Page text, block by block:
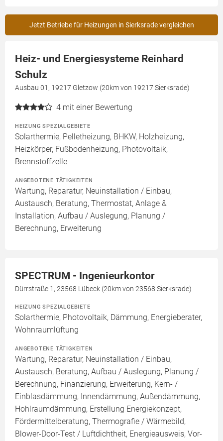
Jetzt Betriebe für Heizungen in Sierksrade vergleichen
Heiz- und Energiesysteme Reinhard
Schulz
Ausbau 01, 19217 Gletzow (20km von 19217 Sierksrade)
4 mit einer Bewertung
HEIZUNG SPEZIALGEBIETE
Solarthermie, Pelletheizung, BHKW, Holzheizung,
Heizkörper, Fußbodenheizung, Photovoltaik,
Brennstoffzelle
ANGEBOTENE TÄTIGKEITEN
Wartung, Reparatur, Neuinstallation / Einbau,
Austausch, Beratung, Thermostat, Anlage &
Installation, Aufbau / Auslegung, Planung /
Berechnung, Erweiterung
SPECTRUM - Ingenieurkontor
Dürrstraße 1, 23568 Lübeck (20km von 23568 Sierksrade)
HEIZUNG SPEZIALGEBIETE
Solarthermie, Photovoltaik, Dämmung, Energieberater,
Wohnraumlüftung
ANGEBOTENE TÄTIGKEITEN
Wartung, Reparatur, Neuinstallation / Einbau,
Austausch, Beratung, Aufbau / Auslegung, Planung /
Berechnung, Finanzierung, Erweiterung, Kern- /
Einblasdämmung, Innendämmung, Außendämmung,
Hohlraumdämmung, Erstellung Energiekonzept,
Fördermittelberatung, Thermografie / Wärmebild,
Blower-Door-Test / Luftdichtheit, Energieausweis, Vor-